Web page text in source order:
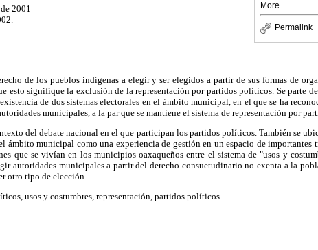
More
Permalink
2001
de los pueblos indígenas a elegir y ser elegidos a partir de sus formas de
esto signifique la exclusión de la representación por partidos políticos. Se parte
de dos sistemas electorales en el ámbito municipal, en el que se ha
municipales, a la par que se mantiene el sistema de representación por
del debate nacional en el que participan los partidos políticos. También se
ámbito municipal como una experiencia de gestión en un espacio de importantes
que se vivían en los municipios oaxaqueños entre el sistema de "usos y
autoridades municipales a partir del derecho consuetudinario no exenta a la
otro tipo de elección.
usos y costumbres, representación, partidos políticos.